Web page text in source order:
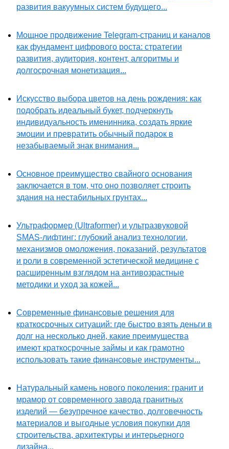
развития вакуумных систем будущего...
Мощное продвижение Telegram-страниц и каналов
как фундамент цифрового роста: стратегии
развития, аудитория, контент, алгоритмы и
долгосрочная монетизация...
Искусство выбора цветов на день рождения: как
подобрать идеальный букет, подчеркнуть
индивидуальность именинника, создать яркие
эмоции и превратить обычный подарок в
незабываемый знак внимания...
Основное преимущество свайного основания
заключается в том, что оно позволяет строить
здания на нестабильных грунтах...
Ультраформер (Ultraformer) и ультразвуковой
SMAS-лифтинг: глубокий анализ технологии,
механизмов омоложения, показаний, результатов
и роли в современной эстетической медицине с
расширенным взглядом на антивозрастные
методики и уход за кожей...
Современные финансовые решения для
краткосрочных ситуаций: где быстро взять деньги в
долг на несколько дней, какие преимущества
имеют краткосрочные займы и как грамотно
использовать такие финансовые инструменты...
Натуральный камень нового поколения: гранит и
мрамор от современного завода гранитных
изделий — безупречное качество, долговечность
материалов и выгодные условия покупки для
строительства, архитектуры и интерьерного
дизайна...